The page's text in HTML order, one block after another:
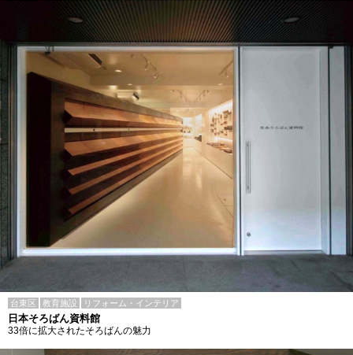
台東区 教育施設 リフォーム・インテリア
日本そろばん資料館
33倍に拡大されたそろばんの魅力